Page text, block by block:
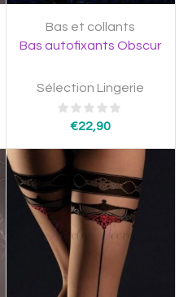
Bas et collants
Bas autofixants Obscur
Sélection Lingerie
€22,90